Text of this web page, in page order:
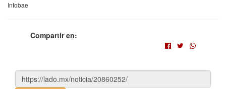
Infobae
Compartir en: